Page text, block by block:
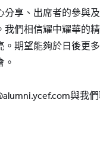
分享、出席者的參與
我們相信耀中耀華的
。期望能夠於日後更
。
與我